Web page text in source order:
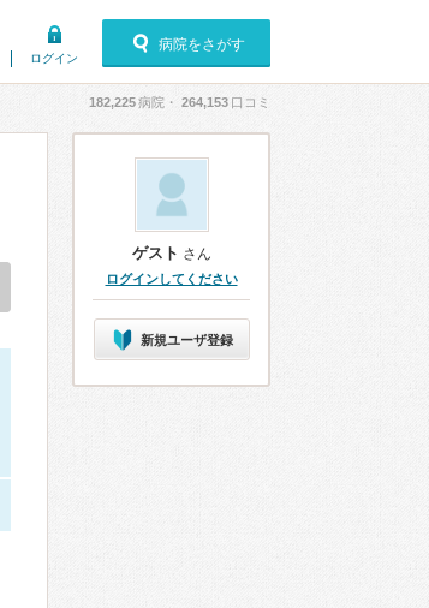
ログイン
病院をさがす
182,225病院・ 264,153 口コミ
ゲスト さん
ログインしてください
新規ユーザ登録